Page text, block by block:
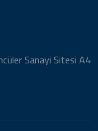
Sanayi Sitesi A4